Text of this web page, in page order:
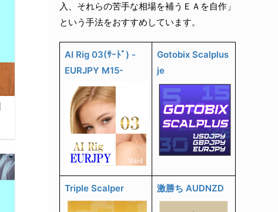
入、それらの苦手な相場を補うＥＡを自作」
という手法をおすすめしています。
AI Rig 03(ｻｰﾄﾞ) -
EURJPY M15-
Gotobix Scalplus
je
Triple Scalper 激勝ち AUDNZD